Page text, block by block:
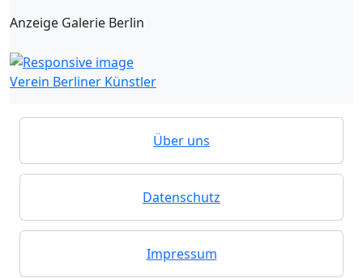
Anzeige Galerie Berlin
Verein Berliner Künstler
Über uns
Datenschutz
Impressum